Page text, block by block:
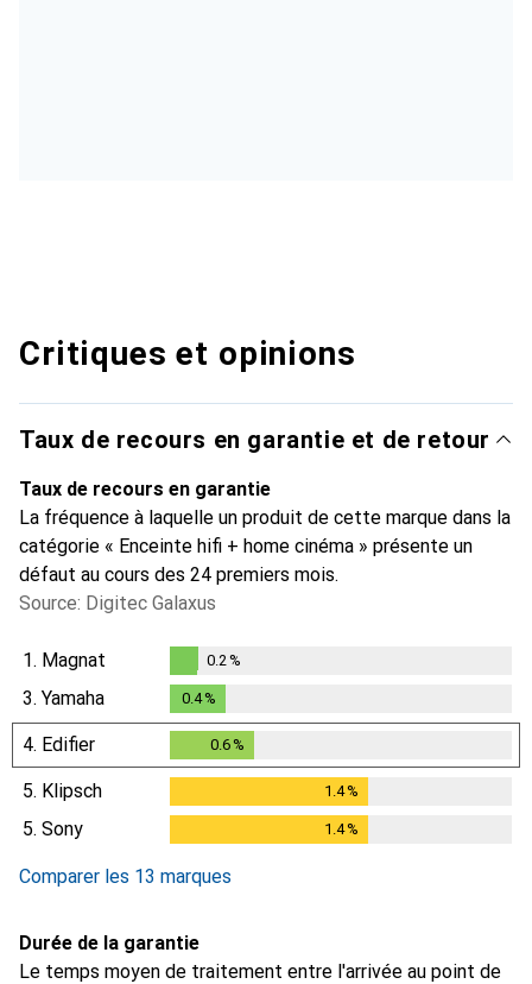
Critiques et opinions
Taux de recours en garantie et de retour
Taux de recours en garantie
La fréquence à laquelle un produit de cette marque dans la
catégorie « Enceinte hifi + home cinéma » présente un
défaut au cours des 24 premiers mois.
Source: Digitec Galaxus
1. Magnat
0.2%
0.2 %
3. Yamaha 0.4%
4. Edifier 0.6 %
5. Klipsch 1.4%
5. Sony 1.4%
Comparer les 13 marques
Durée de la garantie
Le temps moyen de traitement entre l'arrivée au point de